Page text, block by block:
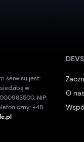
serwisu jest:
w
NIP:
+48
O